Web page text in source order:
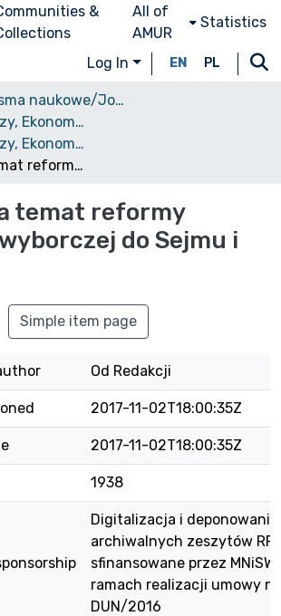
&
All of
AMUR
Statistics
Log In EN PL
Czasopisma naukowe/Journals
Ruch Prawniczy, Ekonomiczny i Socjologiczny
Ruch Prawniczy, Ekonomiczny i Socjologiczny, 1938, nr 4
Ankieta na temat reformy ordynacji wyborczej do Sejmu i Senatu
temat reformy
do Sejmu i
Simple item page
Od Redakcji
2017-11-02T18:00:35Z
2017-11-02T18:00:35Z
1938
Digitalizacja i deponowanie
archiwalnych zeszytów
sfinansowane przez MNiSW
ramach realizacji umowy
DUN/2016